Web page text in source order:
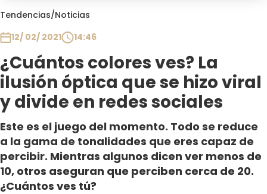
Tendencias/Noticias
12/ 02/ 2021
14:46
¿Cuántos colores ves? La
ilusión óptica que se hizo viral
y divide en redes sociales
Este es el juego del momento. Todo se reduce
a la gama de tonalidades que eres capaz de
percibir. Mientras algunos dicen ver menos de
10, otros aseguran que perciben cerca de 20.
¿Cuántos ves tú?
Club De La Comedia
Plan Perfecto
El Tiempo
Sabingo
Todos Los Programas